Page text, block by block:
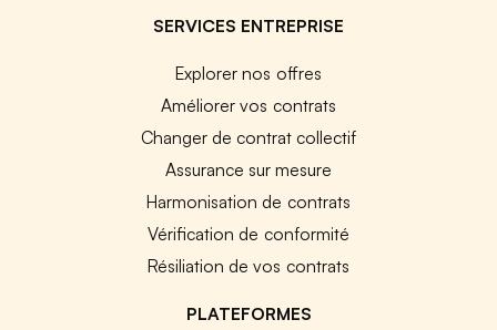
SERVICES ENTREPRISE
Explorer nos offres
Améliorer vos contrats
Changer de contrat collectif
Assurance sur mesure
Harmonisation de contrats
Vérification de conformité
Résiliation de vos contrats
PLATEFORMES